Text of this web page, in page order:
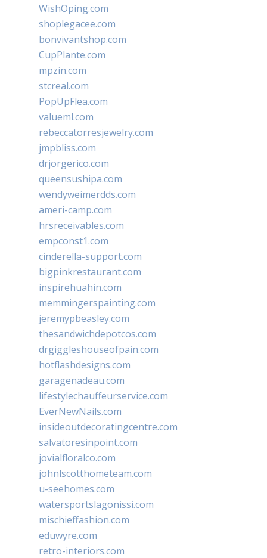
WishOping.com
shoplegacee.com
bonvivantshop.com
CupPlante.com
mpzin.com
stcreal.com
PopUpFlea.com
valueml.com
rebeccatorresjewelry.com
jmpbliss.com
drjorgerico.com
queensushipa.com
wendyweimerdds.com
ameri-camp.com
hrsreceivables.com
empconst1.com
cinderella-support.com
bigpinkrestaurant.com
inspirehuahin.com
memmingerspainting.com
jeremypbeasley.com
thesandwichdepotcos.com
drgiggleshouseofpain.com
hotflashdesigns.com
garagenadeau.com
lifestylechauffeurservice.com
EverNewNails.com
insideoutdecoratingcentre.com
salvatoresinpoint.com
jovialfloralco.com
johnlscotthometeam.com
u-seehomes.com
watersportslagonissi.com
mischieffashion.com
eduwyre.com
retro-interiors.com